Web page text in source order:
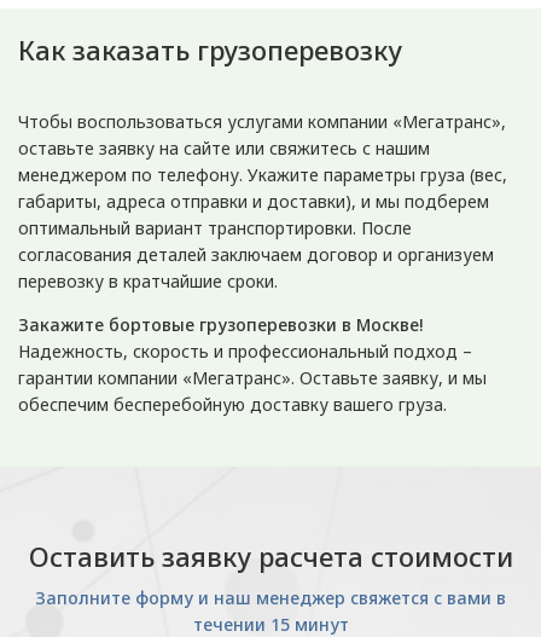
Как заказать грузоперевозку
Чтобы воспользоваться услугами компании «Мегатранс»,
оставьте заявку на сайте или свяжитесь с нашим
менеджером по телефону. Укажите параметры груза (вес,
габариты, адреса отправки и доставки), и мы подберем
оптимальный вариант транспортировки. После
согласования деталей заключаем договор и организуем
перевозку в кратчайшие сроки.
Закажите бортовые грузоперевозки в Москве!
Надежность, скорость и профессиональный подход –
гарантии компании «Мегатранс». Оставьте заявку, и мы
обеспечим бесперебойную доставку вашего груза.
Оставить заявку расчета стоимости
Заполните форму и наш менеджер свяжется с вами в
течении 15 минут